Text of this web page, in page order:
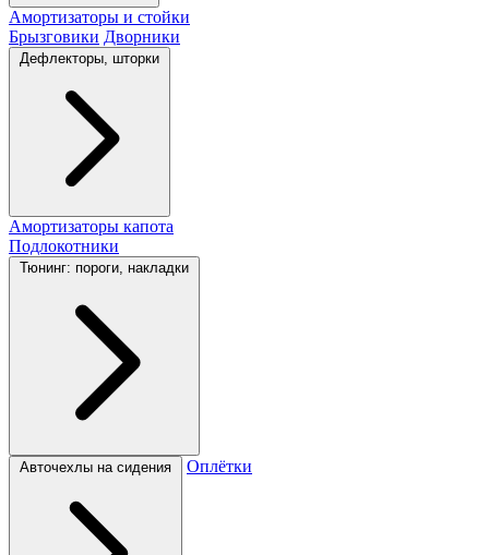
Амортизаторы и стойки
Брызговики Дворники
Дефлекторы, шторки
Амортизаторы капота
Подлокотники
Тюнинг: пороги, накладки
Авточехлы на сидения Оплётки